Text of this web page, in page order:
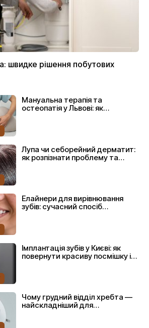
швидке рішення побутових
Мануальна терапія та
остеопатія у Львові: як
Лупа чи себорейний дерматит:
як розпізнати проблему та
Елайнери для вирівнювання
зубів: сучасний спосіб
Імплантація зубів у Києві: як
повернути красиву посмішку і
Чому грудний відділ хребта —
найскладніший для